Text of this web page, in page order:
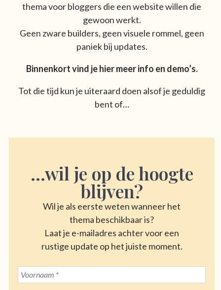
thema voor bloggers die een website willen die
gewoon werkt.
Geen zware builders, geen visuele rommel, geen
paniek bij updates.
Binnenkort vind je hier meer info en demo’s.
Tot die tijd kun je uiteraard doen alsof je geduldig
bent of…
...wil je op de hoogte
blijven?
Wil je als eerste weten wanneer het
thema beschikbaar is?
Laat je e-mailadres achter voor een
rustige update op het juiste moment.